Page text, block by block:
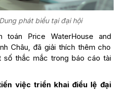
phát biểu tại đại hội
Price WaterHouse and
Châu, đã giải thích thêm cho
thắc mắc trong báo cáo tài
việc triển khai điều lệ đại